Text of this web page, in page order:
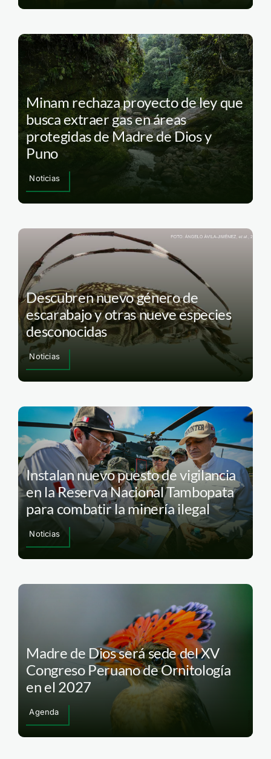
Minam rechaza proyecto de ley que
busca extraer gas en áreas
protegidas de Madre de Dios y
Puno
Noticias
Descubren nuevo género de
escarabajo y otras nueve especies
desconocidas
Noticias
Instalan nuevo puesto de vigilancia
en la Reserva Nacional Tambopata
para combatir la minería ilegal
Noticias
Madre de Dios será sede del XV
Congreso Peruano de Ornitología
en el 2027
Agenda